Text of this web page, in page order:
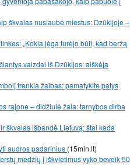
škvalas nusiaubė miestus: Dzūkijoje –
„Kokia jėga turėjo būti, kad beržą
vaizdai iš Dzūkijos: aiškėja
trenkia žaibas: pamatykite patys
rajone – didžiulė žala: tarnybos dirba
škvalas išbandė Lietuvą: štai kada
audros padarinius (15min.lt)
medžių į iškvietimus vyko beveik 50